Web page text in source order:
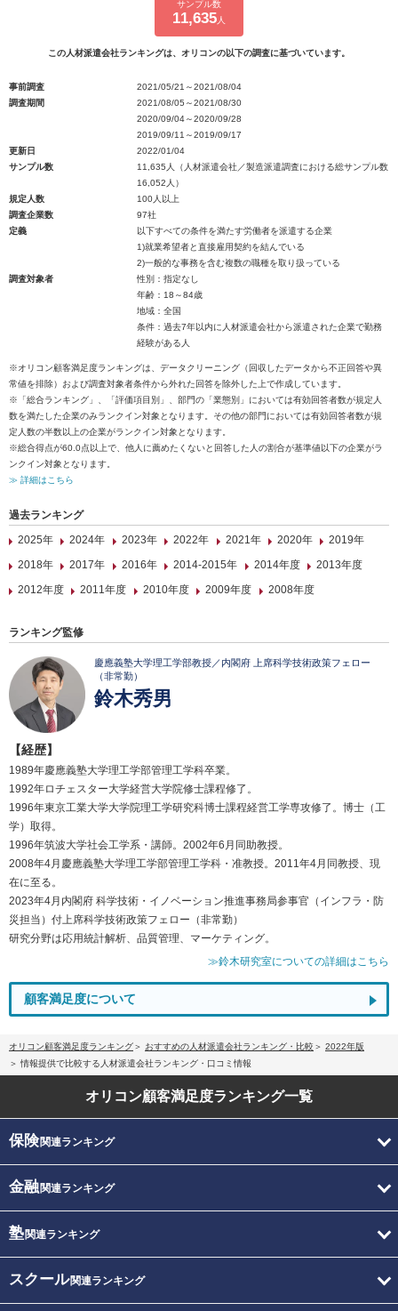
サンプル数
11,635 人
この人材派遣会社ランキングは、オリコンの以下の調査に基づいています。
事前調査
2021/05/21～2021/08/04
調査期間
2021/08/05～2021/08/30
2020/09/04～2020/09/28
2019/09/11～2019/09/17
更新日
2022/01/04
サンプル数
11,635人（人材派遣会社／製造派遣調査における総サンプル数
16,052人）
規定人数
100人以上
調査企業数
97社
定義
以下すべての条件を満たす労働者を派遣する企業
1)就業希望者と直接雇用契約を結んでいる
2)一般的な事務を含む複数の職種を取り扱っている
調査対象者
性別：指定なし
年齢：18～84歳
地域：全国
条件：過去7年以内に人材派遣会社から派遣された企業で勤務
経験がある人
※オリコン顧客満足度ランキングは、データクリーニング（回収したデータから不正回答や異
常値を排除）および調査対象者条件から外れた回答を除外した上で作成しています。
※「総合ランキング」、「評価項目別」、部門の「業態別」においては有効回答者数が規定人
数を満たした企業のみランクイン対象となります。その他の部門においては有効回答者数が規
定人数の半数以上の企業がランクイン対象となります。
※総合得点が60.0点以上で、他人に薦めたくないと回答した人の割合が基準値以下の企業がラ
ンクイン対象となります。
≫ 詳細はこちら
過去ランキング
2025年
2024年 2023年 2022年 2021年 2020年
2019年
2018年
2017年 2016年 2014-2015年 2014年度
2013年度
2012年度
2011年度 2010年度 2009年度 2008年度
ランキング監修
慶應義塾大学理工学部教授／内閣府 上席科学技術政策フェロー
（非常勤）
鈴木秀男
【経歴】
1989年慶應義塾大学理工学部管理工学科卒業。
1992年ロチェスター大学経営大学院修士課程修了。
1996年東京工業大学大学院理工学研究科博士課程経営工学専攻修了。博士（工
学）取得。
1996年筑波大学社会工学系・講師。2002年6月同助教授。
2008年4月慶應義塾大学理工学部管理工学科・准教授。2011年4月同教授、現
在に至る。
2023年4月内閣府 科学技術・イノベーション推進事務局参事官（インフラ・防
災担当）付上席科学技術政策フェロー（非常勤）
研究分野は応用統計解析、品質管理、マーケティング。
≫鈴木研究室についての詳細はこちら
顧客満足度について
オリコン顧客満足度ランキング おすすめの人材派遣会社ランキング・比較
2022年版
情報提供で比較する人材派遣会社ランキング・口コミ情報
オリコン顧客満足度ランキング一覧
保険関連ランキング
金融関連ランキング
塾関連ランキング
スクール関連ランキング